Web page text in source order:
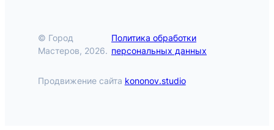
© Город
Мастеров, 2026.
Политика обработки
персональных данных
Продвижение сайта kononov.studio